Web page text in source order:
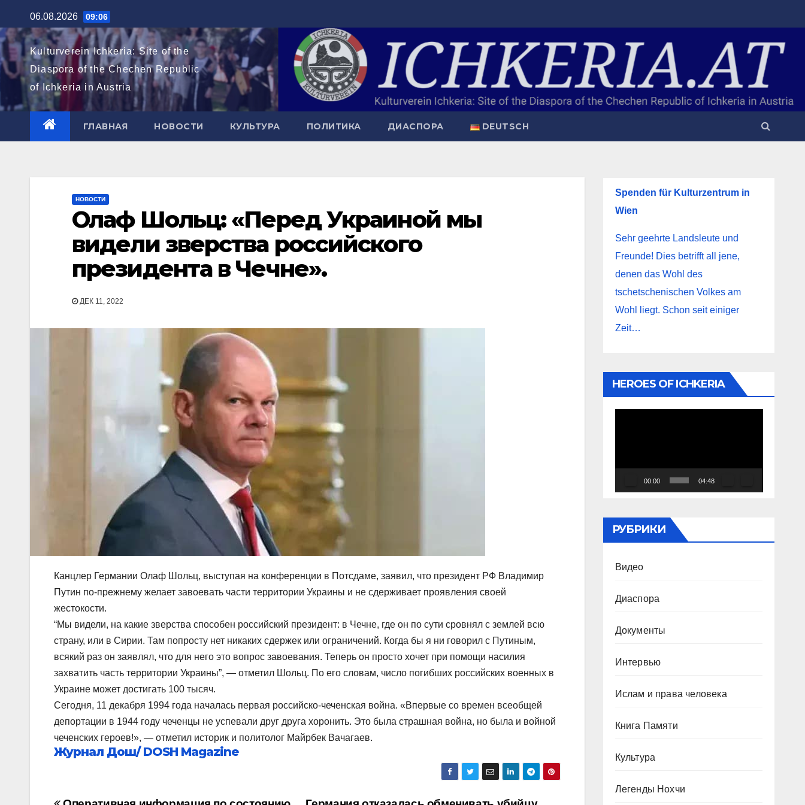
к
содержимому
06.08.2026 09:06
Kulturverein Ichkeria: Site of the
Diaspora of the Chechen Republic
of Ichkeria in Austria
ГЛАВНАЯ НОВОСТИ КУЛЬТУРА ПОЛИТИКА ДИАСПОРА DEUTSCH
НОВОСТИ
Олаф Шольц: «Перед Украиной мы
видели зверства российского
президента в Чечне».
ДЕК 11, 2022
Канцлер Германии Олаф Шольц, выступая на конференции в Потсдаме, заявил, что президент РФ Владимир
Путин по-прежнему желает завоевать части территории Украины и не сдерживает проявления своей
жестокости.
“Мы видели, на какие зверства способен российский президент: в Чечне, где он по сути сровнял с землей всю
страну, или в Сирии. Там попросту нет никаких сдержек или ограничений. Когда бы я ни говорил с Путиным,
всякий раз он заявлял, что для него это вопрос завоевания. Теперь он просто хочет при помощи насилия
захватить часть территории Украины”, — отметил Шольц. По его словам, число погибших российских военных в
Украине может достигать 100 тысяч.
Сегодня, 11 декабря 1994 года началась первая российско-чеченская война. «Впервые со времен всеобщей
депортации в 1944 году чеченцы не успевали друг друга хоронить. Это была страшная война, но была и войной
чеченских героев!», — отметил историк и политолог Майрбек Вачагаев.
Журнал Дош/ DOSH Magazine
Spenden für Kulturzentrum in
Wien
Sehr geehrte Landsleute und
Freunde! Dies betrifft all jene,
denen das Wohl des
tschetschenischen Volkes am
Wohl liegt. Schon seit einiger
Zeit…
HEROES OF ICHKERIA
00:00 04:48
РУБРИКИ
Видео
Диаспора
Документы
Интервью
Ислам и права человека
Книга Памяти
Культура
Легенды Нохчи